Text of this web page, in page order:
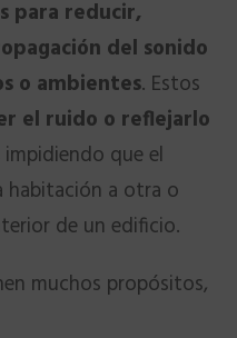
para reducir,
del sonido
o ambientes. Estos
el ruido o reflejarlo
que el
habitación a otra o
de un edificio.
muchos propósitos,